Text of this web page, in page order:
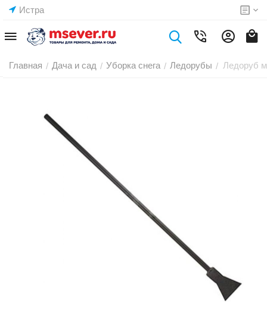
Истра
Главная / Дача и сад / Уборка снега / Ледорубы / Ледоруб